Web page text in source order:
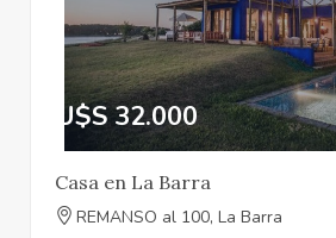
U$S 32.000
Casa en La Barra
REMANSO al 100, La Barra